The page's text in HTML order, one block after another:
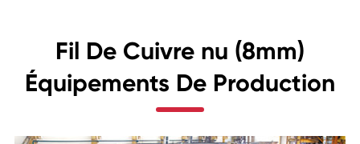
Fil De Cuivre nu (8mm)
Équipements De Production